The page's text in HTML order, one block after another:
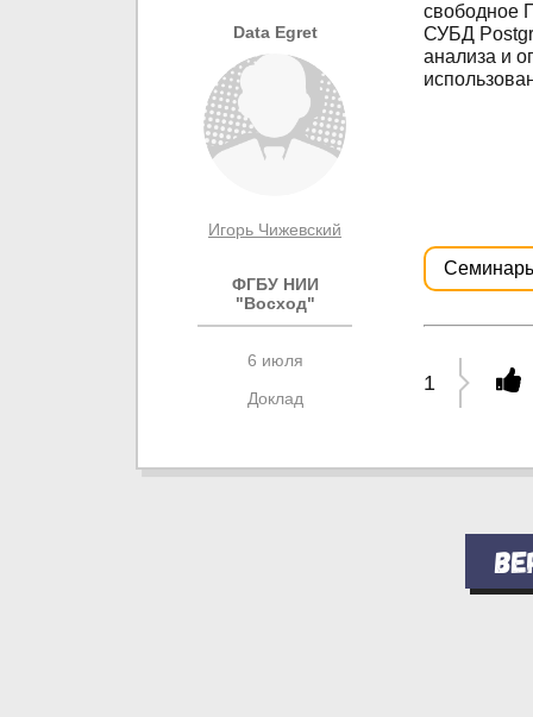
Data Egret
Игорь Чижевский
ФГБУ НИИ
"Восход"
6 июля
Доклад
свободное
СУБД
анализа и
1